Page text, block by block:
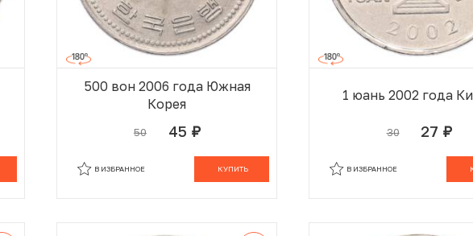
500 вон 2006 года Южная
Корея
50 45 руб.
КУПИТЬ
В ИЗБРАННОЕ
1 юань 2002 года
30 27 руб.
В ИЗБРАННОЕ